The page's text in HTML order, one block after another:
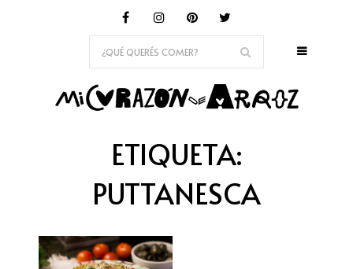
ETIQUETA:
PUTTANESCA